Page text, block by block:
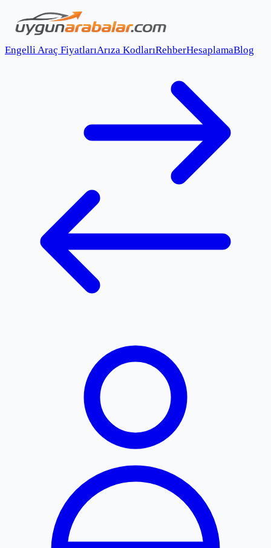
Engelli Araç FiyatlarıArıza KodlarıRehberHesaplamaBlog